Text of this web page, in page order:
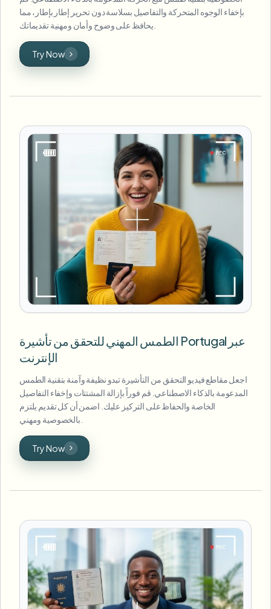
بإخفاء الوجوه المتحركة والتفاصيل بسلاسة دون تحرير إطار بإطار، مما
Try Now
الطمس المهني للتحقق من تأشيرة Portugal عبر
الإنترنت
اجعل مقاطع فيديو التحقق من التأشيرة تبدو نظيفة وآمنة بتقنية الطمس
المدعومة بالذكاء الاصطناعي. قم فوراً بإزالة المشتتات وإخفاء التفاصيل
الخاصة والحفاظ على التركيز عليك. اضمن أن كل تقديم يلتزم
Try Now